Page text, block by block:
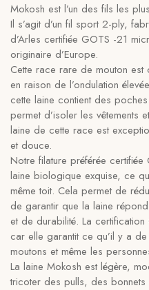
Mokosh est l’un des fils les
Il s’agit d’un fil sport 2-ply,
d’Arles certifiée GOTS -21
originaire d’Europe.
Cette race rare de mouton
en raison de l’ondulation
cette laine contient des
permet d’isoler les vêtements
laine de cette race est
et douce.
Notre filature préférée
laine biologique exquise, ce
même toit. Cela permet de
de garantir que la laine
et de durabilité. La
car elle garantit ce qu’il y a de
moutons et même les
La laine Mokosh est légère,
tricoter des pulls, des